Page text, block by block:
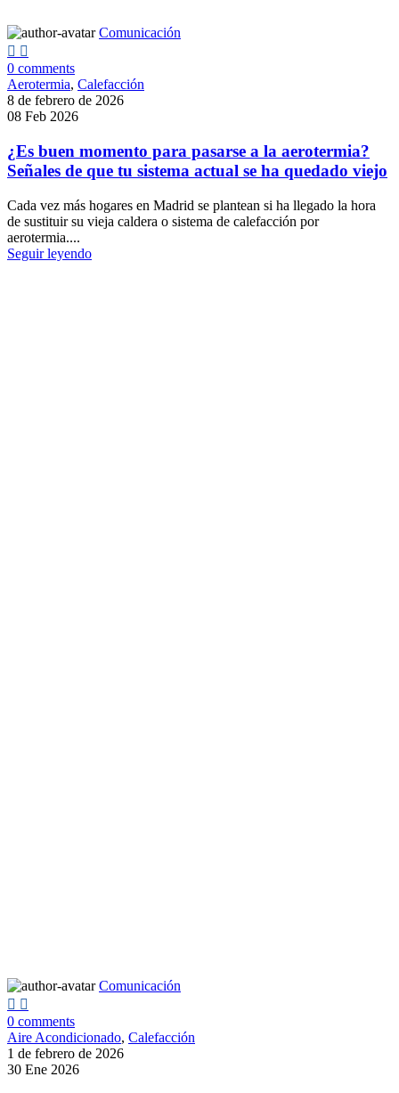
Comunicación
0 comments
Aerotermia, Calefacción
8 de febrero de 2026
08 Feb 2026
¿Es buen momento para pasarse a la aerotermia?
Señales de que tu sistema actual se ha quedado viejo
Cada vez más hogares en Madrid se plantean si ha llegado la hora
de sustituir su vieja caldera o sistema de calefacción por
aerotermia....
Seguir leyendo
Comunicación
0 comments
Aire Acondicionado, Calefacción
1 de febrero de 2026
30 Ene 2026